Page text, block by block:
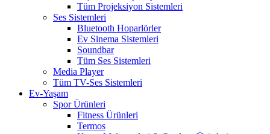
Tüm Projeksiyon Sistemleri
Ses Sistemleri
Bluetooth Hoparlörler
Ev Sinema Sistemleri
Soundbar
Tüm Ses Sistemleri
Media Player
Tüm TV-Ses Sistemleri
Ev-Yaşam
Spor Ürünleri
Fitness Ürünleri
Termos